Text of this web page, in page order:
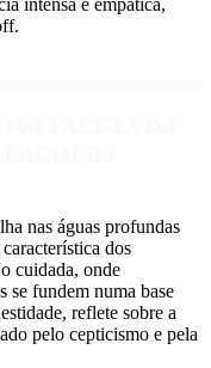
intensa e empática,
nas águas profundas
dos
cuidada, onde
se fundem numa base
reflete sobre a
pelo cepticismo e pela